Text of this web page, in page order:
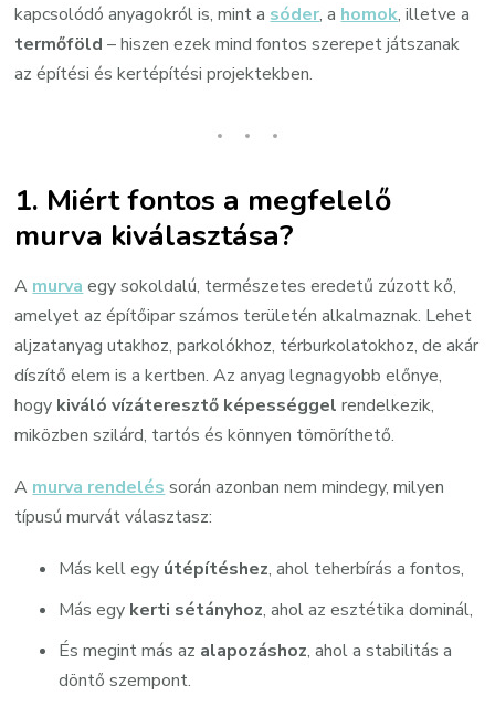
kapcsolódó anyagokról is, mint a sóder, a homok, illetve a
termőföld – hiszen ezek mind fontos szerepet játszanak
az építési és kertépítési projektekben.
1. Miért fontos a megfelelő
murva kiválasztása?
Amurvaegy sokoldalú, természetes eredetű zúzott kő,
amelyet az építőipar számos területén alkalmaznak. Lehet
aljzatanyag utakhoz, parkolókhoz, térburkolatokhoz, de akár
díszítő elem is a kertben. Az anyag legnagyobb előnye,
hogy kiváló vízáteresztő képességgel rendelkezik,
miközben szilárd, tartós és könnyen tömöríthető.
Amurva rendeléssorán azonban nem mindegy, milyen
típusú murvát választasz:
Más kell egy útépítéshez, ahol teherbírás a fontos,
Más egy kerti sétányhoz, ahol az esztétika dominál,
És megint más az alapozáshoz, ahol a stabilitás a
döntő szempont.